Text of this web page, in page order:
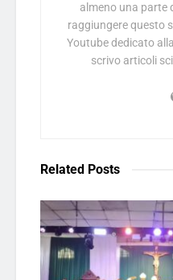
almeno una parte
raggiungere questo
Youtube dedicato
scrivo articoli
Related Posts